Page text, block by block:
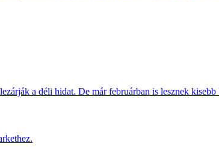
a déli hidat. De már februárban is lesznek kisebb